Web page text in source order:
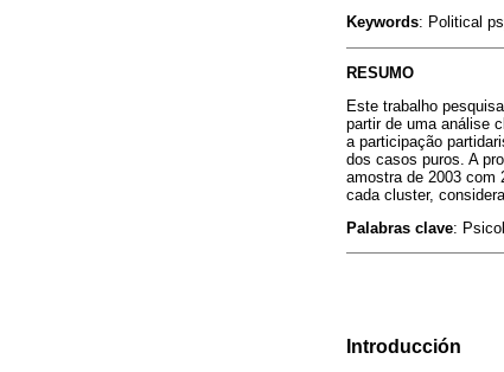
Keywords: Political
RESUMO
Este trabalho
partir de uma análise
a participação
dos casos puros. A
amostra de 2003 com
cada cluster,
Palabras clave:
Introducción